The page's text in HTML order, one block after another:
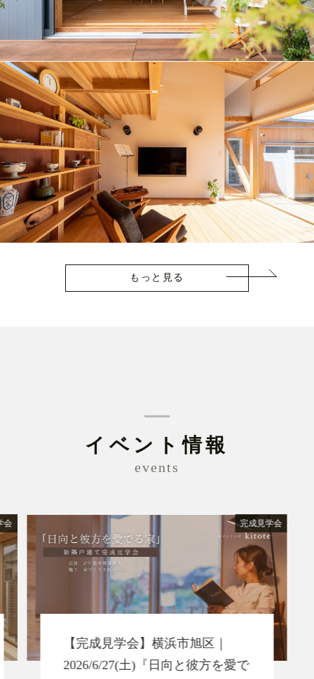
もっと見る
イベント情報
events
会 完成見学会
【完成見学会】横浜市旭区｜
2026/6/27(土)『日向と彼方を愛で